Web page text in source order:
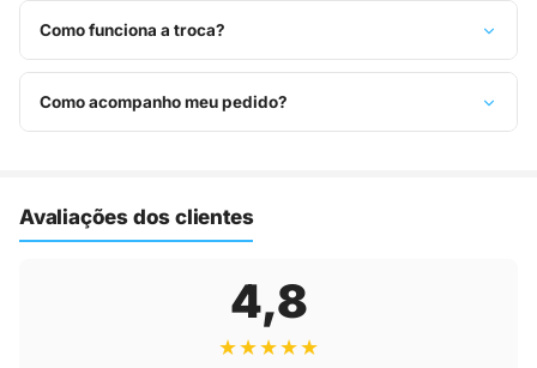
ou pague à vista no Pix com 8% de desconto.
Como funciona a troca?
Você tem 7 dias após o recebimento para solicitar troca.
Basta entrar em contato pelo WhatsApp ou e-mail.
Como acompanho meu pedido?
Avaliações dos clientes
4,8
★★★★★